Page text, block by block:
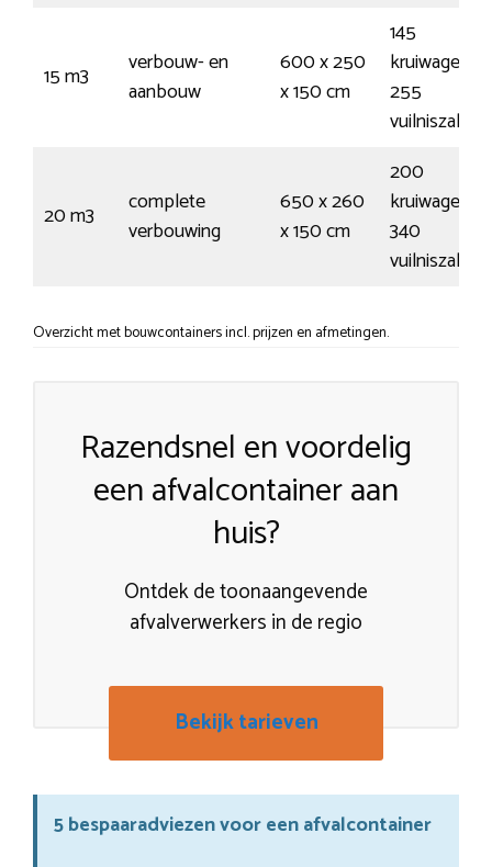
15 m3
verbouw- en
aanbouw
600 x 250
x 150 cm
145
kruiwagens /
255
20 m3
complete
verbouwing
650 x 260
x 150 cm
200
kruiwagens /
340
Overzicht met bouwcontainers incl. prijzen en afmetingen.
Razendsnel en voordelig
een afvalcontainer aan
huis?
Ontdek de toonaangevende
afvalverwerkers in de regio
Bekijk tarieven
5 bespaaradviezen voor een afvalcontainer